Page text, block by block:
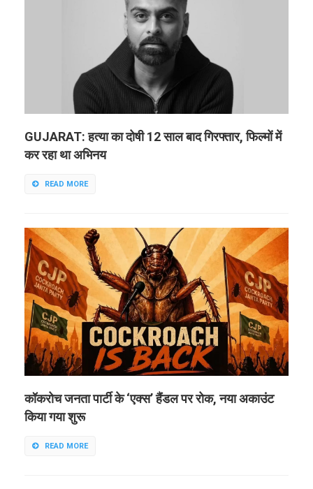
GUJARAT: हत्या का दोषी 12 साल बाद गिरफ्तार, फिल्मों में
कर रहा था अभिनय
READ MORE
कॉकरोच जनता पार्टी के ‘एक्स’ हैंडल पर रोक, नया अकाउंट
किया गया शुरू
READ MORE